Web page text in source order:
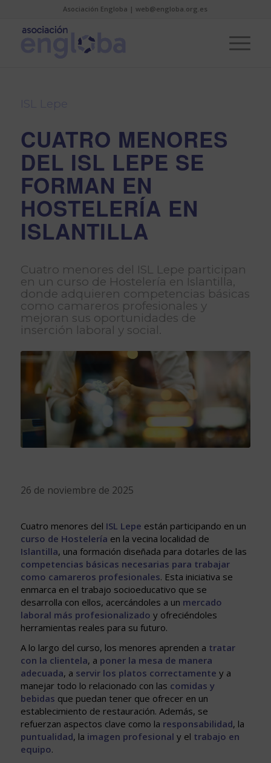
Asociación Engloba | web@engloba.org.es
CUATRO MENORES
DEL ISL LEPE SE
FORMAN EN
HOSTELERÍA EN
ISLANTILLA
Cuatro menores del ISL Lepe participan
en un curso de Hostelería en Islantilla,
donde adquieren competencias básicas
como camareros profesionales y
mejoran sus oportunidades de
inserción laboral y social.
26 de noviembre de 2025
Cuatro menores del ISL Lepe están participando en un
curso de Hostelería en la vecina localidad de
Islantilla, una formación diseñada para dotarles de las
competencias básicas necesarias para trabajar
como camareros profesionales. Esta iniciativa se
enmarca en el trabajo socioeducativo que se
desarrolla con ellos, acercándoles a un mercado
laboral más profesionalizado y ofreciéndoles
herramientas reales para su futuro.
A lo largo del curso, los menores aprenden a tratar
con la clientela, a poner la mesa de manera
adecuada, a servir los platos correctamente y a
manejar todo lo relacionado con las comidas y
bebidas que puedan tener que ofrecer en un
establecimiento de restauración. Además, se
refuerzan aspectos clave como la responsabilidad, la
puntualidad, la imagen profesional y el trabajo en
equipo.